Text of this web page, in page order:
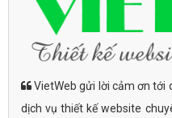
VietWeb gửi lời cảm ơn tới
dịch vụ thiết kế website